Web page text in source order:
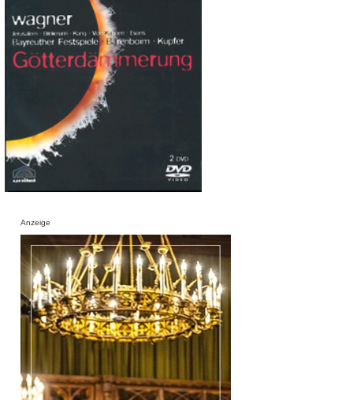
Anzeige